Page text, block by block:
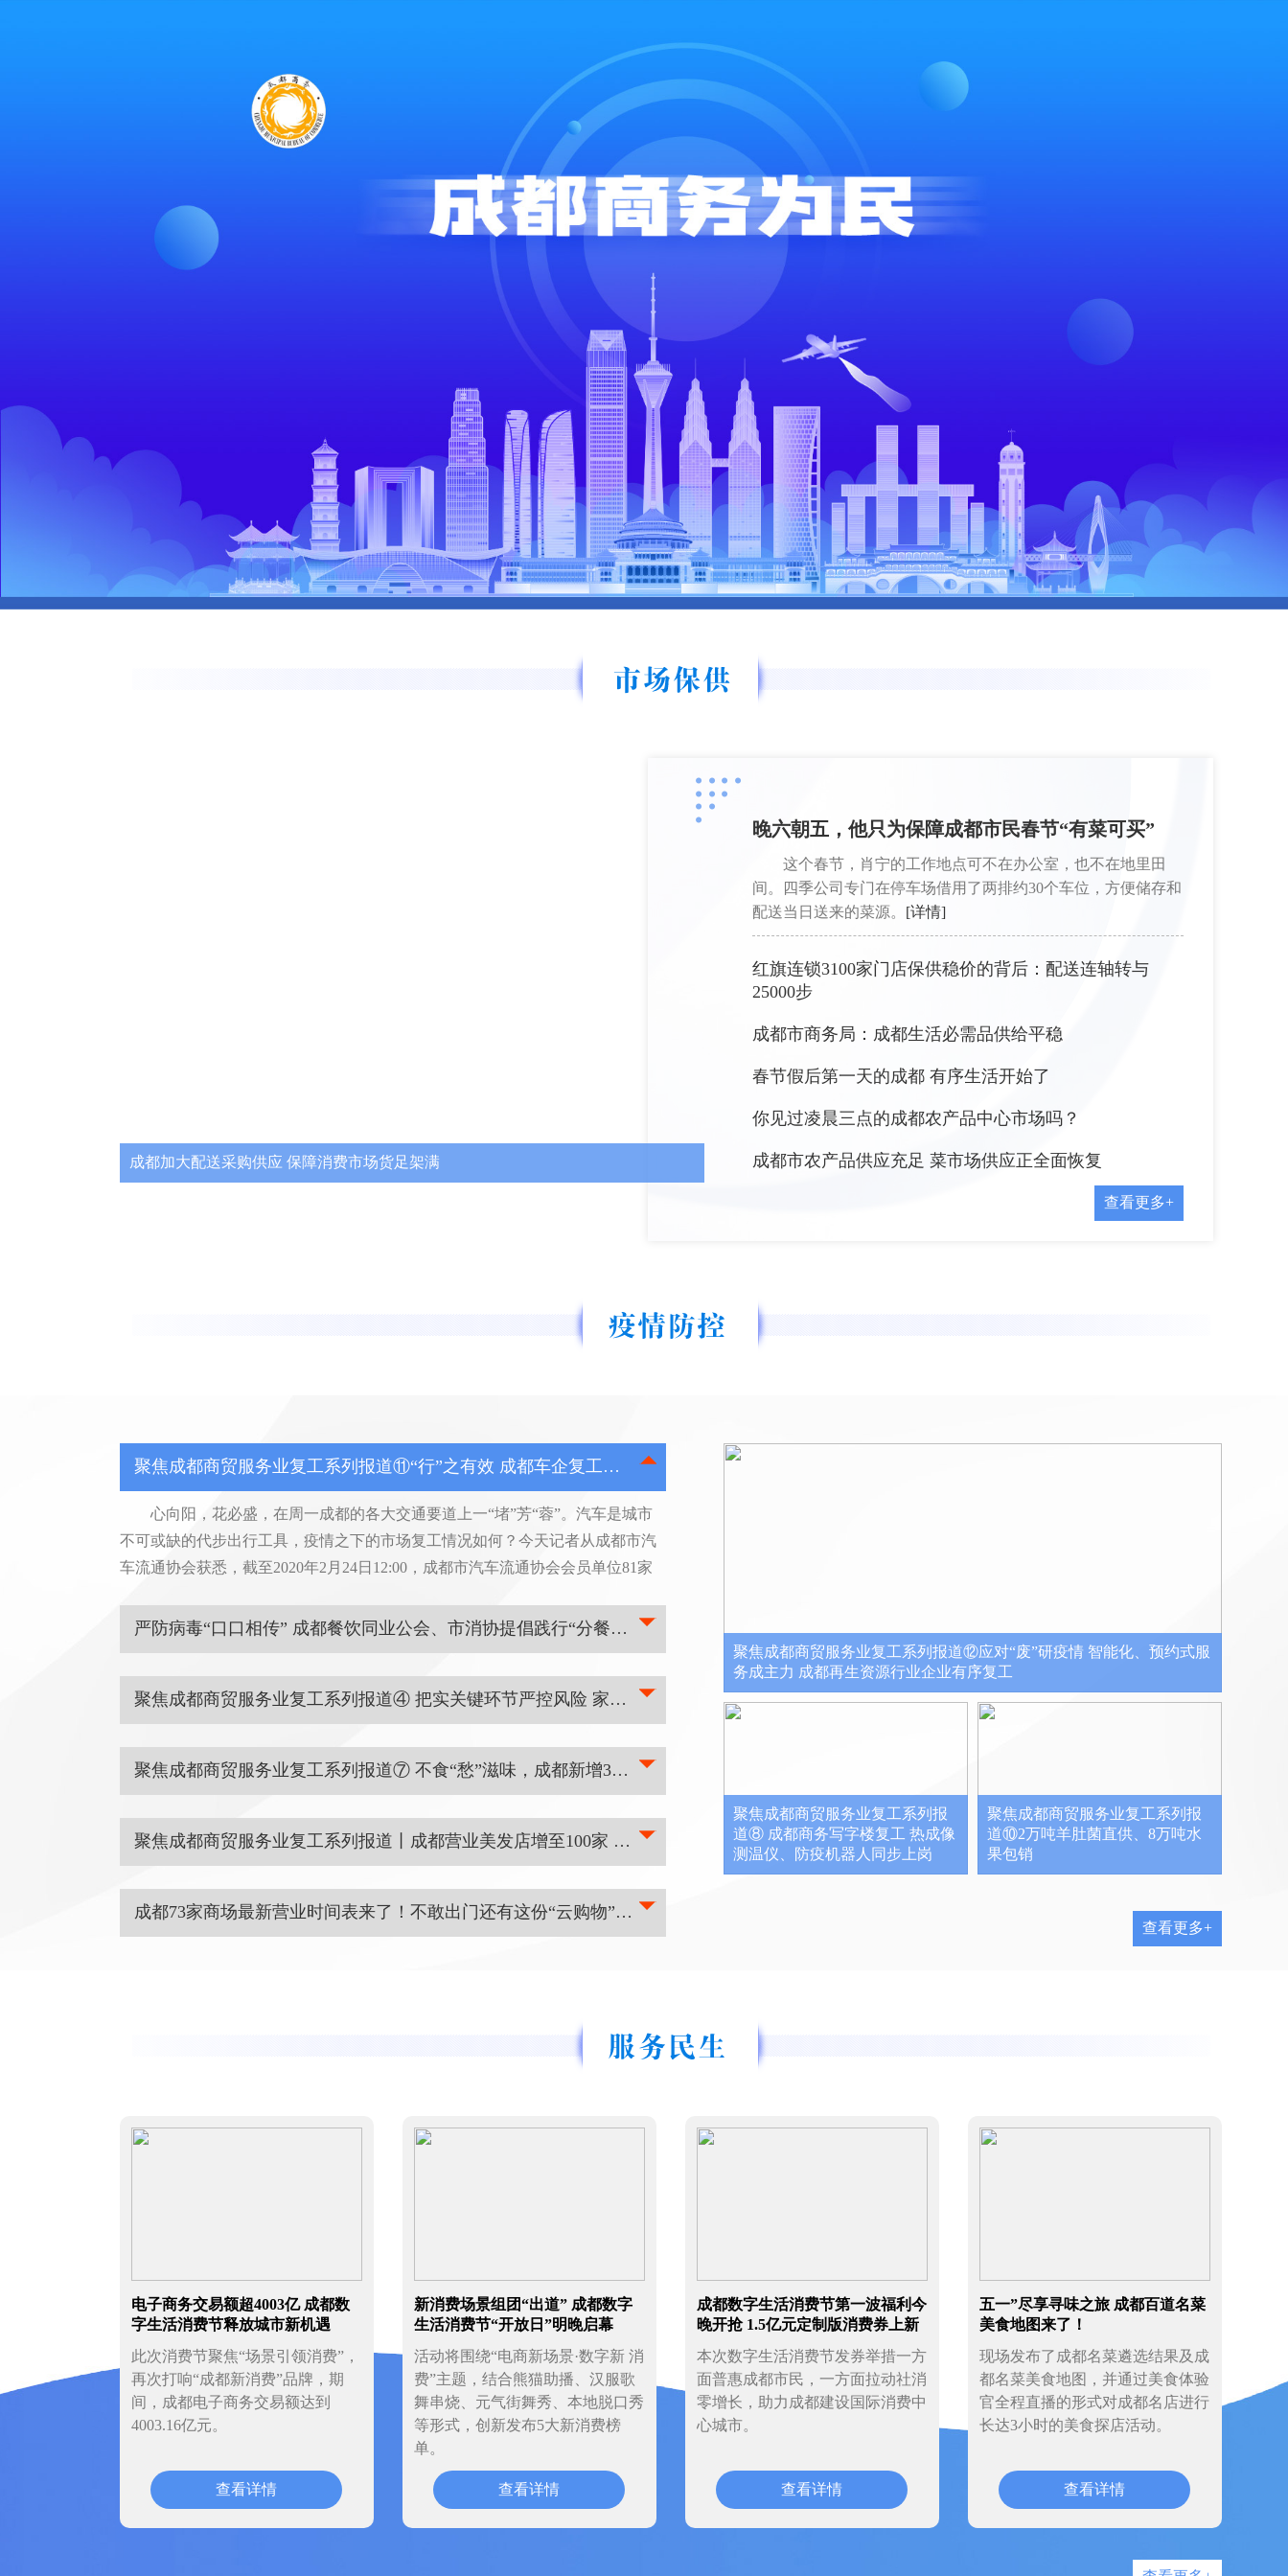
成都加大配送采购供应 保障消费市场货足架满
晚六朝五，他只为保障成都市民春节“有菜可买”
这个春节，肖宁的工作地点可不在办公室，也不在地里田
间。四季公司专门在停车场借用了两排约30个车位，方便储存和
配送当日送来的菜源。 [详情]
红旗连锁3100家门店保供稳价的背后：配送连轴转与
25000步
成都市商务局：成都生活必需品供给平稳
春节假后第一天的成都 有序生活开始了
你见过凌晨三点的成都农产品中心市场吗？
成都市农产品供应充足 菜市场供应正全面恢复
查看更多+
聚焦成都商贸服务业复工系列报道⑪“行”之有效 成都车企复工率超九成
心向阳，花必盛，在周一成都的各大交通要道上一“堵”芳“蓉”。汽车是城市
不可或缺的代步出行工具，疫情之下的市场复工情况如何？今天记者从成都市汽
车流通协会获悉，截至2020年2月24日12:00，成都市汽车流通协会会员单位81家
数占比不到20%，大多企业采用员工值班形式进行复工。协会相关负责人表示，
严防病毒“口口相传” 成都餐饮同业公会、市消协提倡践行“分餐制”“公筷、公勺制”
成都餐饮同业公会、成都市消费者协会联合发布《文明饮食 科学餐饮倡议
书》，向协会全体会员单位、各餐饮经营单位、广大消费者发出倡议，培养健康
饮食习惯，阻断餐桌疾病传染路径，群防群治、联防联控，为坚决打赢疫情防控
聚焦成都商贸服务业复工系列报道④ 把实关键环节严控风险 家政行业企业有序复工
当前，各地都在抓紧部署疫情防控下的复工复产工作。由于家政行业的特殊
性，从业人员、消费者出现供需双降。记者从成都市家政协会获悉，截至目前，
全市家政复工企业42家，占家政会员单位总数的15.2%，复工总人数约占13.2%。
聚焦成都商贸服务业复工系列报道⑦ 不食“愁”滋味，成都新增327个餐饮门店提供“点餐自取、团膳直送”服务
突发的新冠肺炎疫情，让誉满全球的“成都味”也不得不慢下节奏。目前，随
着疫情有效遏制、企业有序复工，成都味道正以新的方式、新的面貌呈现在消费
者面前。[详情]
聚焦成都商贸服务业复工系列报道丨成都营业美发店增至100家 快洗快吹、团购上门解决市民理发需求
随着成都人气的逐渐复苏，成都市民们的剪发需求愈发旺盛，二月二龙抬头
这一剪发吉日也不断临近，如何保障市民的剪发需求？今日，记者从成都市商务
局获悉，成都市商务局针对居民刚需对美发行业进行一对一的指导，有力推动美
成都73家商场最新营业时间表来了！不敢出门还有这份“云购物”指南，折扣、拼团都有
[详情]
聚焦成都商贸服务业复工系列报道⑫应对“废”研疫情 智能化、预约式服
务成主力 成都再生资源行业企业有序复工
聚焦成都商贸服务业复工系列报
道⑧ 成都商务写字楼复工 热成像
测温仪、防疫机器人同步上岗
聚焦成都商贸服务业复工系列报
道⑩2万吨羊肚菌直供、8万吨水
果包销
查看更多+
电子商务交易额超4003亿 成都数
字生活消费节释放城市新机遇
此次消费节聚焦“场景引领消费”，
再次打响“成都新消费”品牌，期
间，成都电子商务交易额达到
4003.16亿元。
查看详情
新消费场景组团“出道” 成都数字
生活消费节“开放日”明晚启幕
活动将围绕“电商新场景·数字新 消
费”主题，结合熊猫助播、汉服歌
舞串烧、元气街舞秀、本地脱口秀
等形式，创新发布5大新消费榜
单。
查看详情
成都数字生活消费节第一波福利今
晚开抢 1.5亿元定制版消费券上新
本次数字生活消费节发券举措一方
面普惠成都市民，一方面拉动社消
零增长，助力成都建设国际消费中
心城市。
查看详情
五一”尽享寻味之旅 成都百道名菜
美食地图来了！
现场发布了成都名菜遴选结果及成
都名菜美食地图，并通过美食体验
官全程直播的形式对成都名店进行
长达3小时的美食探店活动。
查看详情